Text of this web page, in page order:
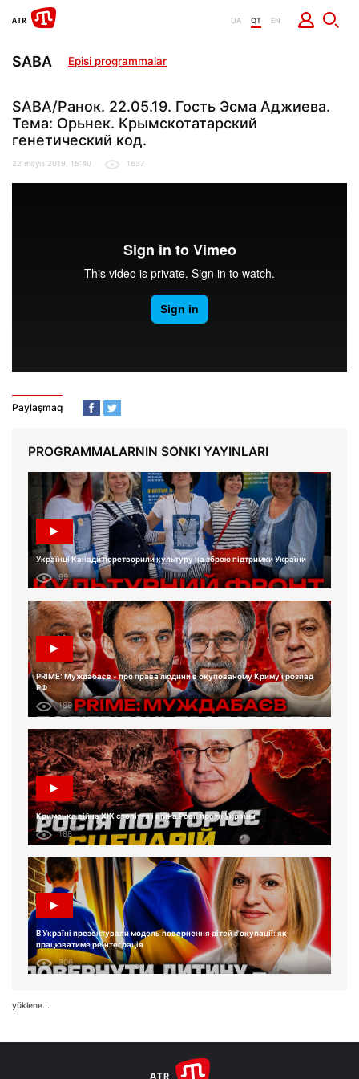
UA QT EN
SABA Episi programmalar
SABA/Ранок. 22.05.19. Гость Эсма Аджиева.
Тема: Орьнек. Крымскотатарский
генетический код.
22 mayıs 2019, 15:40 1637
Paylaşmaq
PROGRAMMALARNIN SONKI YAYINLARI
Українці Канади перетворили культуру на зброю підтримки України
99
PRIME: Муждабаєв - про права людини в окупованому Криму і розпад
РФ
180
Кримська війна XIX століття і війна Росії проти України
188
В Україні презентували модель повернення дітей з окупації: як
працюватиме реінтеграція
306
yüklene...